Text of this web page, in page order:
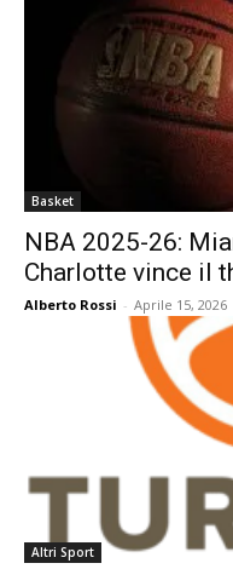
Basket
NBA 2025-26:
Charlotte vince il
Alberto Rossi - Aprile 15, 2026
Altri Sport